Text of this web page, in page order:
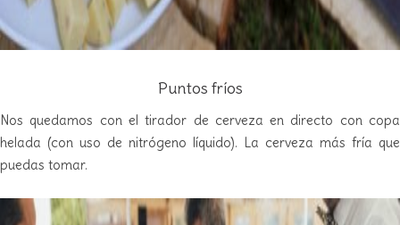
Puntos fríos
Nos quedamos con el tirador de cerveza en directo con copa
helada (con uso de nitrógeno líquido). La cerveza más fría que
puedas tomar.